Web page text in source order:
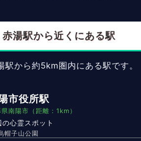
赤湯駅から近くにある駅
駅から約5km圏内にある駅です。
市役所駅
南陽市（距離：1km）
の心霊スポット
帽子山公園